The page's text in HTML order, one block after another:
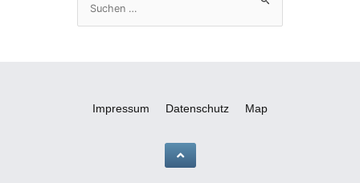
nach:
Impressum Datenschutz Map